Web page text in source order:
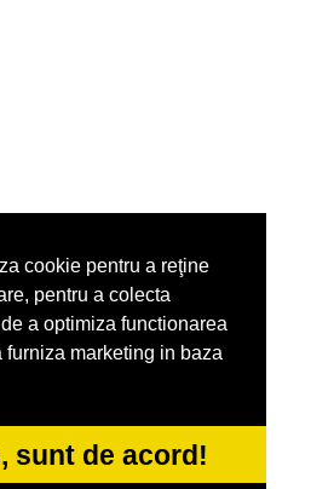
cookie pentru a reţine
pentru a colecta
a optimiza functionarea
marketing in baza
sunt de acord!